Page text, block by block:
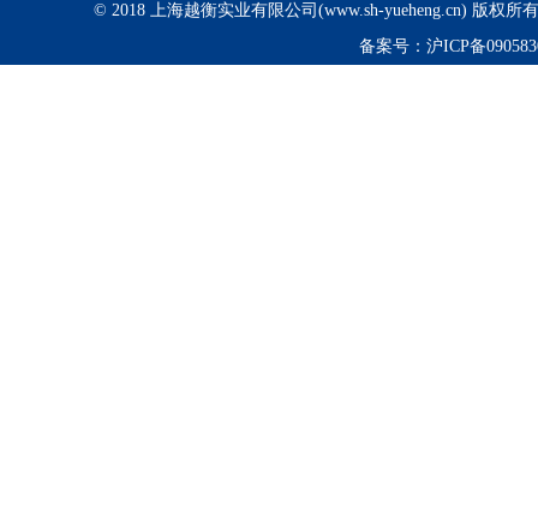
© 2018 上海越衡实业有限公司(www.sh-yueheng.cn) 版权所
备案号： 沪ICP备